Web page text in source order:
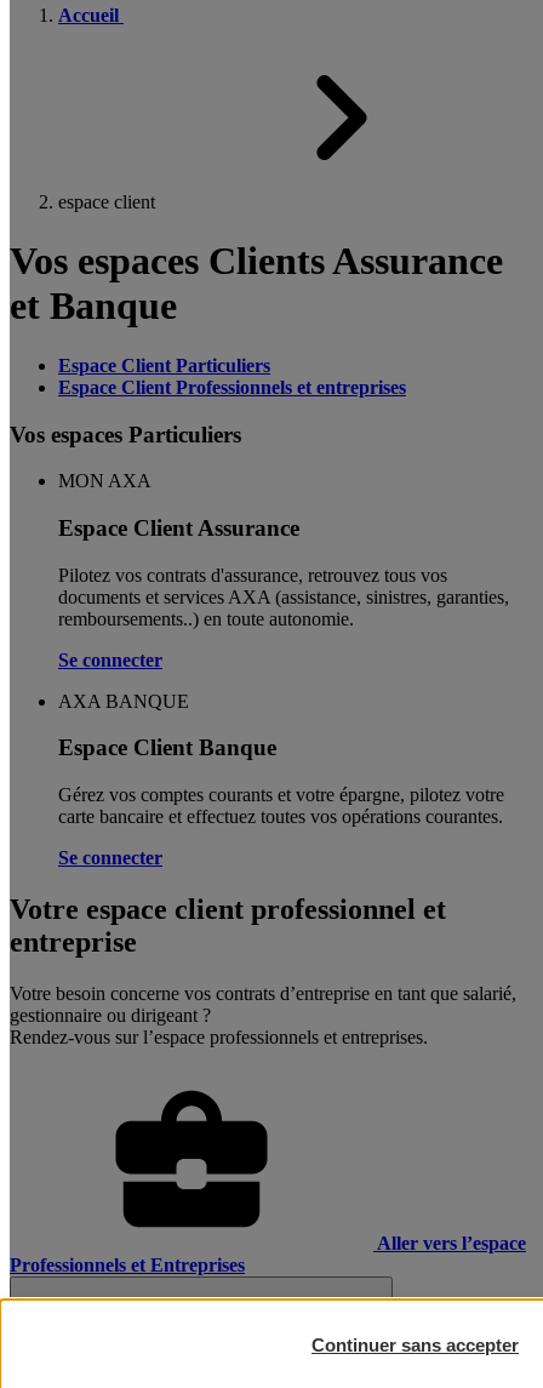
Accueil
espace client
Vos espaces Clients Assurance
et Banque
Espace Client Particuliers
Espace Client Professionnels et entreprises
Vos espaces Particuliers
MON AXA
Espace Client Assurance
Pilotez vos contrats d'assurance, retrouvez tous vos
documents et services AXA (assistance, sinistres, garanties,
remboursements..) en toute autonomie. ​
Se connecter
AXA BANQUE
Espace Client Banque
Gérez vos comptes courants et votre épargne, pilotez votre
carte bancaire et effectuez toutes vos opérations courantes.
Se connecter
Votre espace client professionnel et
entreprise
Votre besoin concerne vos contrats d’entreprise en tant que salarié,
gestionnaire ou dirigeant ?
Rendez-vous sur l’espace professionnels et entreprises.
Aller vers l’espace
Professionnels et Entreprises
Continuer sans accepter